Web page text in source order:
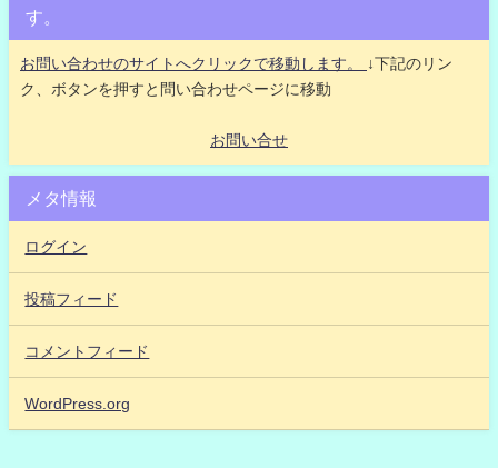
す。
お問い合わせのサイトへクリックで移動します。
↓下記のリン
ク、ボタンを押すと問い合わせページに移動
お問い合せ
メタ情報
ログイン
投稿フィード
コメントフィード
WordPress.org